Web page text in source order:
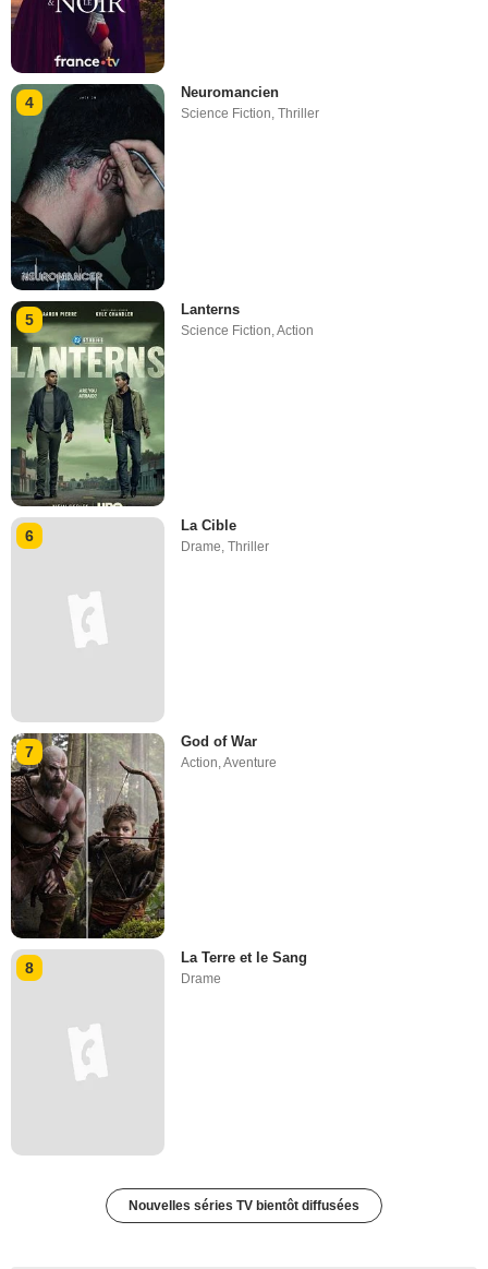
4
Neuromancien
Science Fiction,Thriller
5
Lanterns
Science Fiction ,Action
6
La Cible
Drame,Thriller
7
God of War
Action,Aventure
8
La Terre et le Sang
Drame
Nouvelles séries TV bientôt diffusées